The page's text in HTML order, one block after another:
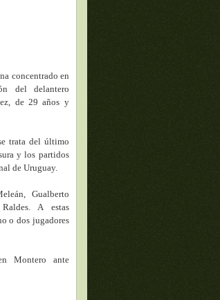
concentrado en
del delantero
de 29 años y
trata del último
y los partidos
de Uruguay.
Gualberto
A estas
o dos jugadores
Montero ante